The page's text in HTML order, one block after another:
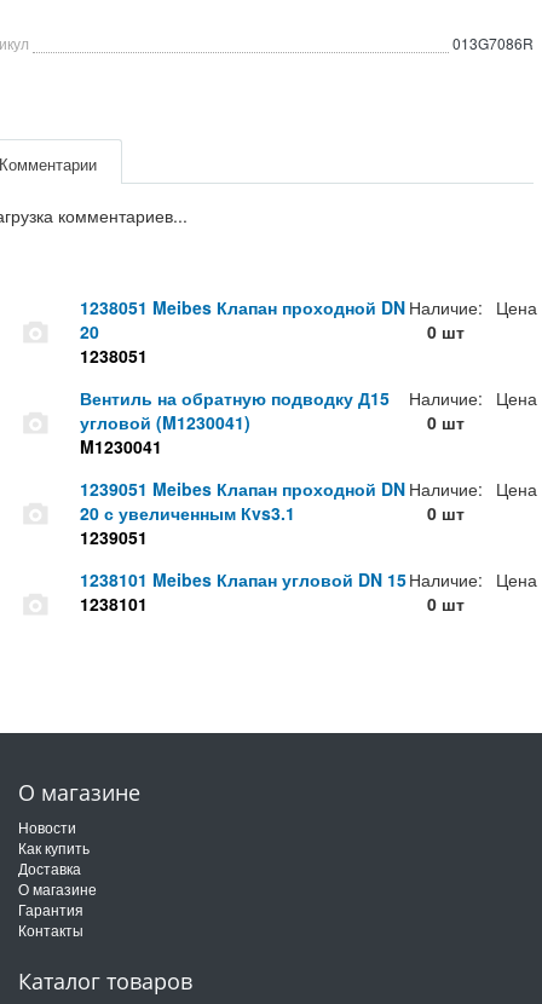
013G7086R
комментариев...
1238051 Meibes Клапан проходной DN
20
1238051
Наличие:
0 шт
Цена
Вентиль на обратную подводку Д15
угловой (M1230041)
M1230041
Наличие:
0 шт
Цена
1239051 Meibes Клапан проходной DN
20 с увеличенным Кvs3.1
1239051
Наличие:
0 шт
Цена
1238101 Meibes Клапан угловой DN 15
1238101
Наличие:
0 шт
Цена
О магазине
Новости
Как купить
Доставка
О магазине
Гарантия
Контакты
Каталог товаров